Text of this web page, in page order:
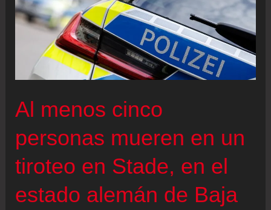
Al menos cinco
personas mueren en un
tiroteo en Stade, en el
estado alemán de Baja